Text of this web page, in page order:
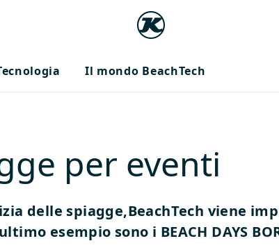
Il mondo BeachTech
per eventi
delle spiagge,BeachTech viene
esempio sono i BEACH DAYS